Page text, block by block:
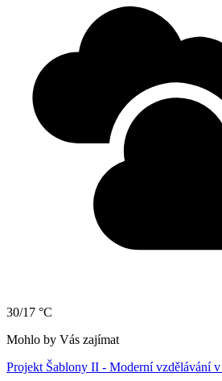
30/17 °C
Mohlo by Vás zajímat
Projekt Šablony II - Moderní vzdělávání v